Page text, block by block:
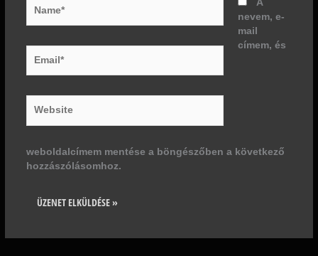
A
nevem, e-
mail
címem, és
weboldalcímem mentése a böngészőben a következő
hozzászólásomhoz.